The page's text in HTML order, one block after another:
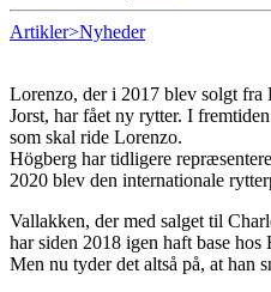
Artikler>Nyheder
Lorenzo, der i 2017 blev solgt fra
Jorst, har fået ny rytter. I
som skal ride Lorenzo.
Högberg har tidligere
2020 blev den internationale
Vallakken, der med salget til
har siden 2018 igen haft base
Men nu tyder det altså på, at han